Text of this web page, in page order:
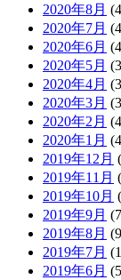
2020年8月
2020年7月
2020年6月
2020年5月
2020年4月
2020年3月
2020年2月
2020年1月
2019年12月
2019年11月
2019年10月
2019年9月
2019年8月
2019年7月
2019年6月